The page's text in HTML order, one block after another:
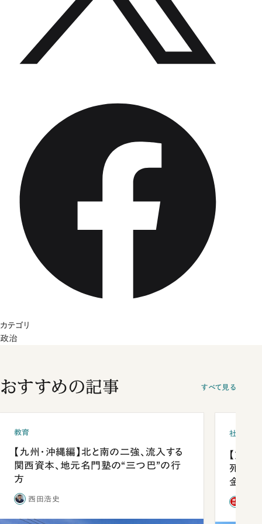
カテゴリ
政治
おすすめの記事 すべて見る
教育
【九州・沖縄編】北と南の二強、流入する
関西資本、地元名門塾の“三つ巴”の行
方
西田浩史
社会
【熊本
死を分
金」